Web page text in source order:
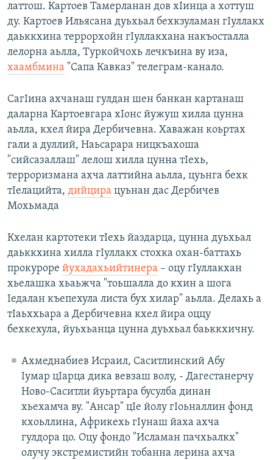
латтош. Картоев Тамерланан дов хIинца а хоттуш
ду. Картоев Ильясана дуьхьал бехкзуламан гIуллакх
даьккхина террорхойн гIуллакхана накъосталла
лелорна аьлла, Туркойчохь лечкъина ву иза,
хаамбмина "Сапа Кавказ" телеграм-канало.
СагIина ахчанаш гулдан шен банкан картанаш
даларна Картоевгара хIонс йужуш хилла цунна
аьлла, кхел йира Дербичевна. Хаважан коьртах
гали а дуллий, Наьсарара ницкъахоша
"сийсазаллаш" лелош хилла цунна тIехь,
терроризмана ахча латтийна аьлла, цуьнга бехк
тIелацийта, дийцира цуьнан дас Дербичев
Мохьмада
Кхелан картотеки тIехь йаздарца, цунна дуьхьал
даьккхина хилла гIуллакх стохка охан-баттахь
прокуроре йухадахьийтинера – оцу гIуллакхан
хьелашка хьаьжча "тоьшалла до кхин а шога
Iедалан къепехула листа бух хилар" аьлла. Делахь а
тIаьххьара а Дербичевна кхел йира оццу
бехкехула, йуьхьанца цунна дуьхьал баьккхичну.
Ахмеднабиев Исраил, Саситлинский Абу
Iумар цIарца дика вевзаш волу, - Дагестанерчу
Ново-Саситли йуьртара бусулба динан
хьехамча ву. "Ансар" цIе йолу гIоьналлин фонд
кхоьллина, Африкехь гIунаш йаха ахча
гулдора цо. Оцу фондо "Исламан пачхьалкх"
олучу экстремистийн тобанна лерина ахча